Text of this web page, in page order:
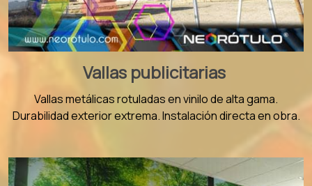
Vallas publicitarias
Vallas metálicas rotuladas en vinilo de alta gama.
Durabilidad exterior extrema. Instalación directa en obra.